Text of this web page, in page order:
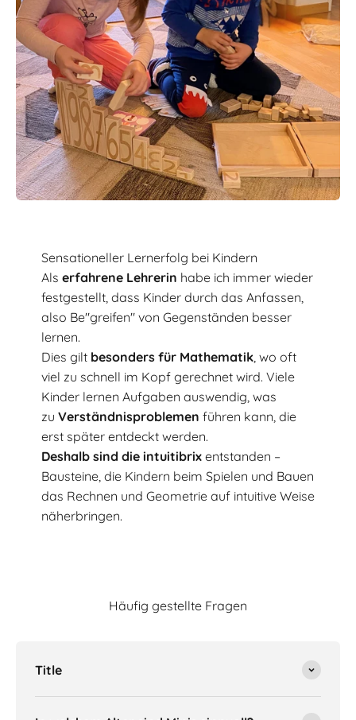
Sensationeller Lernerfolg bei Kindern
Als erfahrene Lehrerin habe ich immer wieder
festgestellt, dass Kinder durch das Anfassen,
also Be"greifen" von Gegenständen besser
lernen.
Dies gilt besonders für Mathematik , wo oft
viel zu schnell im Kopf gerechnet wird. Viele
Kinder lernen Aufgaben auswendig, was
zu Verständnisproblemen führen kann, die
erst später entdeckt werden.
Deshalb sind die intuitibrix entstanden –
Bausteine, die Kindern beim Spielen und Bauen
das Rechnen und Geometrie auf intuitive Weise
näherbringen.
Häufig gestellte Fragen
Title